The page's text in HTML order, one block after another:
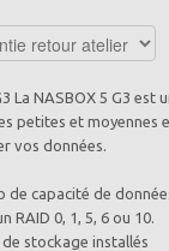
La NASBOX 5 G3
petites et moyennes
vos données.
de capacité de
RAID 0, 1, 5, 6 ou 10.
stockage installés